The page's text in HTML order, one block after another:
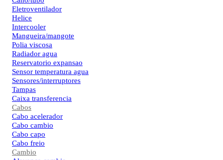
Eletroventilador
Helice
Intercooler
Mangueira/mangote
Polia viscosa
Radiador agua
Reservatorio expansao
Sensor temperatura agua
Sensores/interruptores
Tampas
Caixa transferencia
Cabos
Cabo acelerador
Cabo cambio
Cabo capo
Cabo freio
Cambio